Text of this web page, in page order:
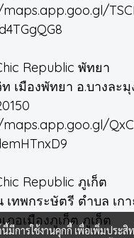
Republic พัทยา
เมืองพัทยา อ.บางละมุ
Republic ภูเก็ต
เทพกระษัตรี ตำบล เกา
ภอเมืองภูเก็ต ภูเก็ต
นี้มีการใช้งานคุกกี้ เพื่อเพิ่มประ